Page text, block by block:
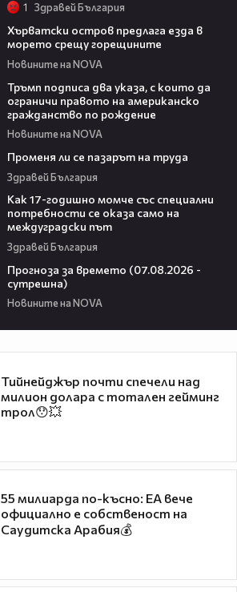
1 Здравей България
Хърватски остров предлага езда в
морето срещу горещините
Новините на NOVA
Тръмп подписа два указа, с които да
ограничи правото на американско
гражданство по рождение
Новините на NOVA
Променя ли се пазарът на труда
Здравей България
Как 17-годишно момче със специални
потребности се оказа само на
междуградски път
Здравей България
Прогноза за времето (07.08.2026 -
сутрешна)
Новините на NOVA
Тийнейджър почти спечели над
милион долара с тотален гейминг
трол😯💥
55 милиарда по-късно: EA вече
официално е собственост на
Саудитска Арабия💰